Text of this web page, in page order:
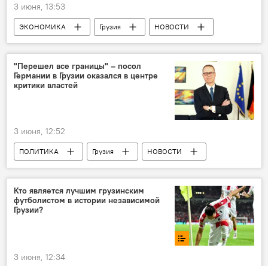
3 июня, 13:53
ЭКОНОМИКА Грузия
НОВОСТИ
Тбилиси
Европейский банк реконструкции и развития
"Перешел все границы" – посол
Германии в Грузии оказался в центре
критики властей
3 июня, 12:52
ПОЛИТИКА Грузия
НОВОСТИ
Тбилиси
Германия
Кто является лучшим грузинским
футболистом в истории независимой
Грузии?
3 июня, 12:34